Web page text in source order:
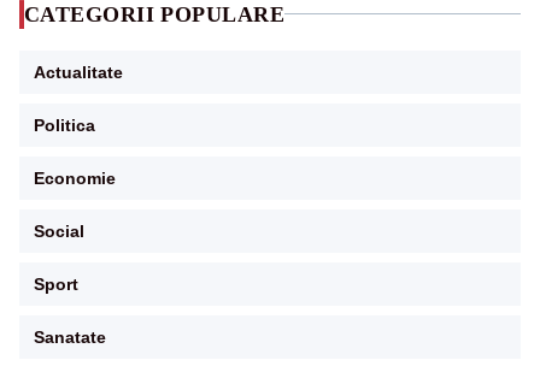
CATEGORII POPULARE
Actualitate
Politica
Economie
Social
Sport
Sanatate